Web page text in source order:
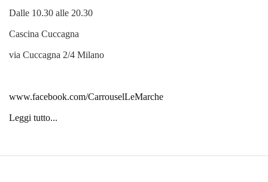
Dalle 10.30 alle 20.30
Cascina Cuccagna
via Cuccagna 2/4 Milano
www.facebook.com/CarrouselLeMarche
Leggi tutto...